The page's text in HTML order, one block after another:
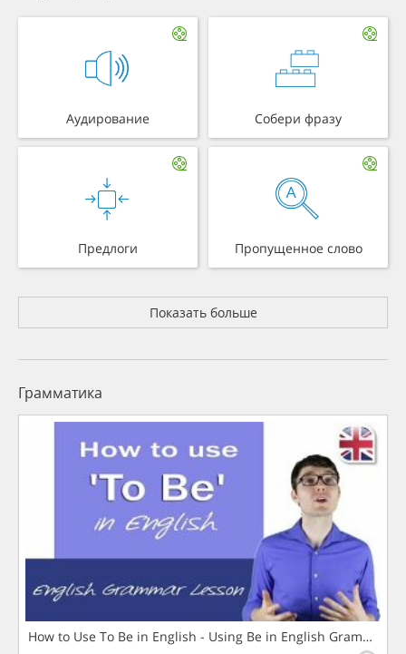
Аудирование Собери фразу
Предлоги Пропущенное слово
Показать больше
Грамматика
How to Use To Be in English - Using Be in English Grammar